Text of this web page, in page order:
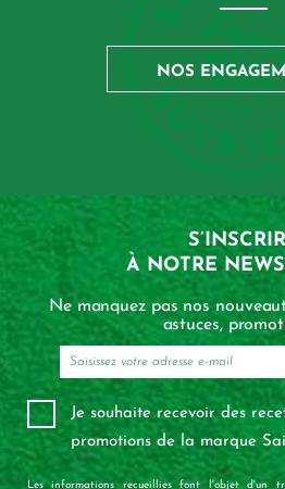
NOS
À NOTRE
Ne manquez pas nos
astuces,
Je souhaite recevoir des
promotions de la marque
Les informations recueillies font l'objet d'un